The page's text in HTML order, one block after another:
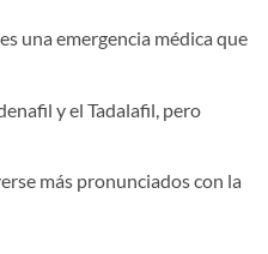
una emergencia médica que
y el Tadalafil, pero
más pronunciados con la